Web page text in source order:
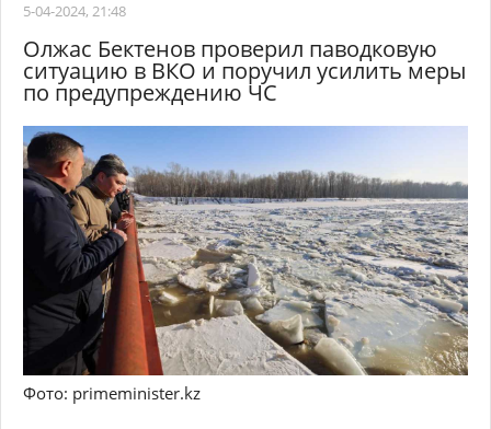
5-04-2024, 21:48
Олжас Бектенов проверил паводковую
ситуацию в ВКО и поручил усилить меры
по предупреждению ЧС
Фото: primeminister.kz